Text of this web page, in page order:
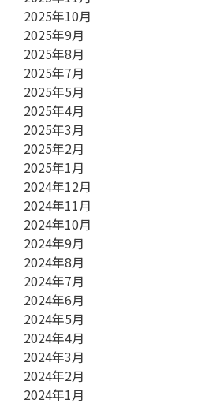
2025年10月
2025年9月
2025年8月
2025年7月
2025年5月
2025年4月
2025年3月
2025年2月
2025年1月
2024年12月
2024年11月
2024年10月
2024年9月
2024年8月
2024年7月
2024年6月
2024年5月
2024年4月
2024年3月
2024年2月
2024年1月